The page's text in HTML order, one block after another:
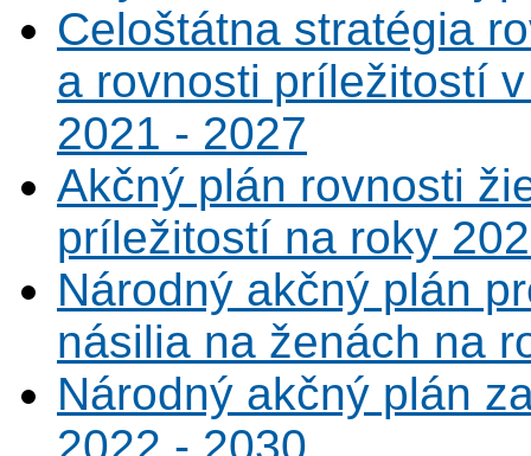
Celoštátna stratégia
a rovnosti príležitostí
2021 - 2027
Akčný plán rovnosti
príležitostí na roky
Národný akčný plán
násilia na ženách na
Národný akčný plán